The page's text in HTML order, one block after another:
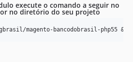
execute o comando a seguir no
no diretório do seu projeto